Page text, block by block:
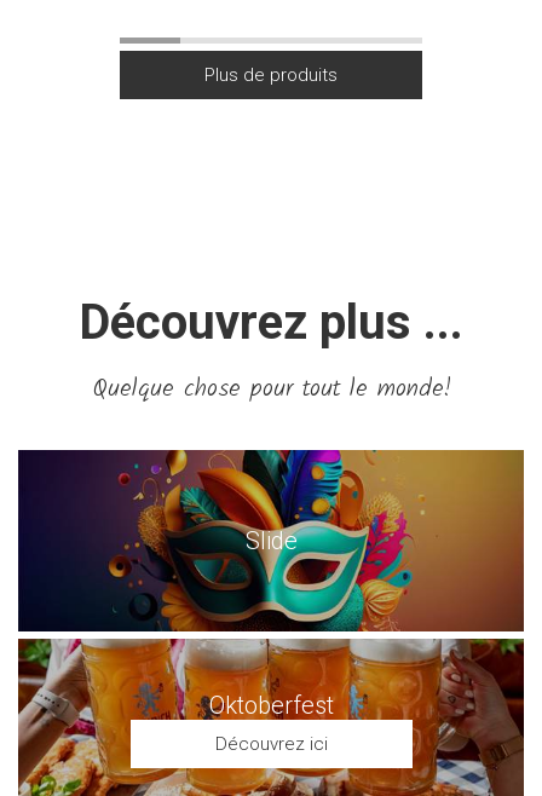
Découvrez plus ...
Quelque chose pour tout le monde!
Slide
Oktoberfest
Découvrez ici